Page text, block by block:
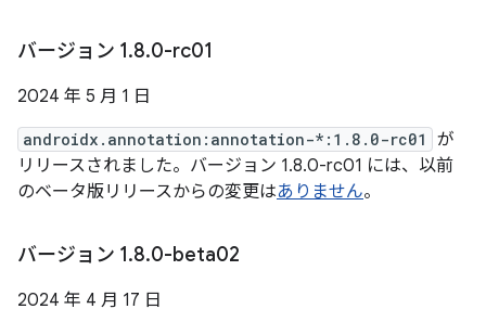
バージョン 1.8.0-rc01
2024 年 5 月 1 日
androidx.annotation:annotation-*:1.8.0-rc01
が
リリースされました。バージョン 1.8.0-rc01 には、以前
のベータ版リリースからの変更はありません。
バージョン 1.8.0-beta02
2024 年 4 月 17 日